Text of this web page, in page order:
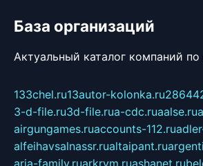
База организаций
Актуальный каталог компаний
133chel.ru13autor-kolonka.ru
3-d-file.ru3d-file.rua-cdc.ruaalse.ru
airgungames.ruaccounts-112.ru
alfeihavsalnassr.rualtaipant.ru